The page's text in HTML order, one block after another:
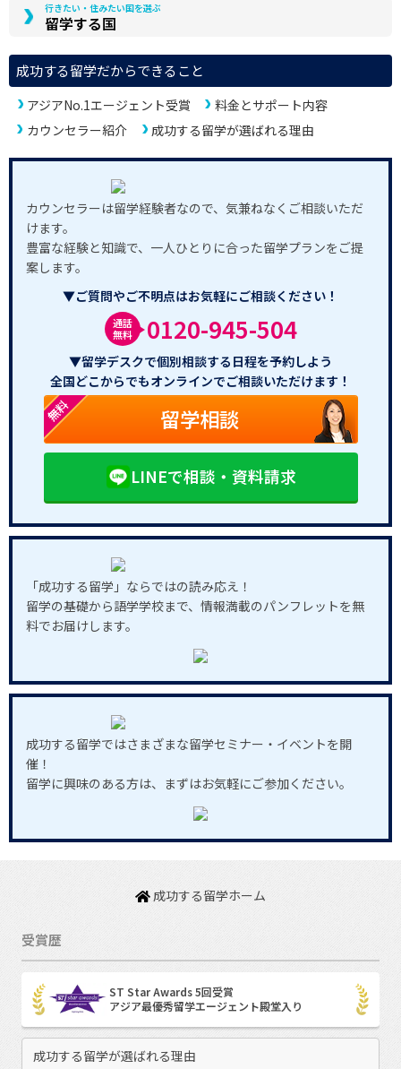
行きたい・住みたい国を選ぶ
留学する国
成功する留学だからできること
アジアNo.1エージェント受賞
料金とサポート内容
カウンセラー紹介
成功する留学が選ばれる理由
カウンセラーは留学経験者なので、気兼ねなくご相談いただ
けます。
豊富な経験と知識で、一人ひとりに合った留学プランをご提
案します。
▼ご質問やご不明点はお気軽にご相談ください！
通話
無料
0120-945-504
▼留学デスクで個別相談する日程を予約しよう
全国どこからでもオンラインでご相談いただけます！
無料 留学相談
LINEで相談・資料請求
「成功する留学」ならではの読み応え！
留学の基礎から語学学校まで、情報満載のパンフレットを無
料でお届けします。
成功する留学ではさまざまな留学セミナー・イベントを開
催！
留学に興味のある方は、まずはお気軽にご参加ください。
成功する留学ホーム
受賞歴
ST Star Awards 5回受賞
アジア最優秀留学エージェント殿堂入り
成功する留学が選ばれる理由